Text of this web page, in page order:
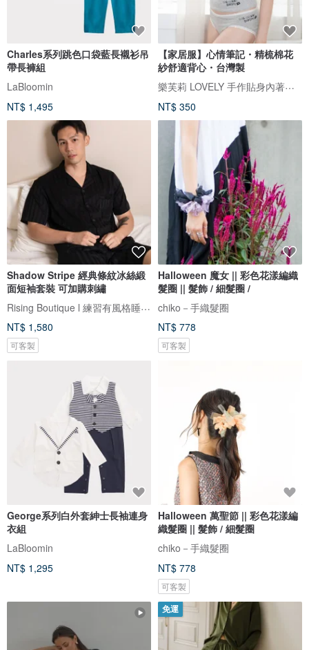
Charles系列跳色口袋藍長襯衫吊
帶長褲組
LaBloomin
NT$ 1,495
【家居服】心情筆記・精梳棉花
紗舒適背心・台灣製
樂芙莉 LOVELY 手作貼身內著・生活事品
NT$ 350
Shadow Stripe 經典條紋冰絲緞
面短袖套裝 可加購刺繡
Rising Boutique l 練習有風格睡衣設計
NT$ 1,580
可客製
Halloween 魔女 || 彩色花漾編織
髮圈 || 髮飾 / 細髮圈 /
chiko－手織髮圈
NT$ 778
可客製
George系列白外套紳士長袖連身
衣組
LaBloomin
NT$ 1,295
Halloween 萬聖節 || 彩色花漾編
織髮圈 || 髮飾 / 細髮圈
chiko－手織髮圈
NT$ 778
可客製
免運